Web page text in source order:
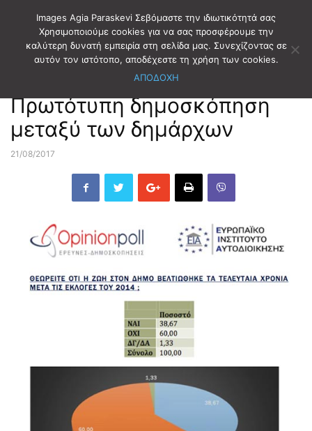
Αρχική ΑΥΤΟΔΙΟΙΚΗΣΗ
Πρωτότυπη δημοσκόπηση
μεταξύ των δημάρχων
21/08/2017
Images Agia Paraskevi Σεβόμαστε την ιδιωτικότητά σας
Χρησιμοποιούμε cookies για να σας προσφέρουμε την
καλύτερη δυνατή εμπειρία στη σελίδα μας. Συνεχίζοντας σε
αυτόν τον ιστότοπο, αποδέχεστε τη χρήση των cookies.
ΑΠΟΔΟΧΗ